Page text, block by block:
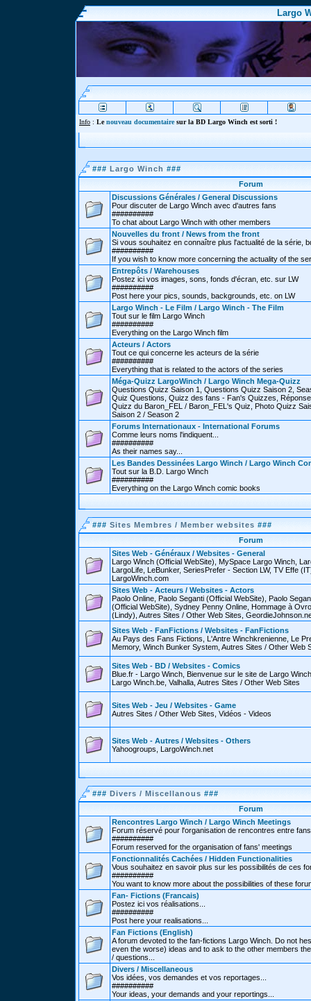
Largo
Info : Lenouveau documentairesur la BD Largo Winch est sorti !
### Largo Winch ###
Forum
Discussions Générales / General Discussions
Pour discuter de Largo Winch avec d'autres fans
##########
To chat about Largo Winch with other members
Nouvelles du front / News from the front
Si vous souhaitez en connaître plus l'actualité de la série,
##########
If you wish to know more concerning the actuality of the
Entrepôts / Warehouses
Postez ici vos images, sons, fonds d'écran, etc. sur LW
##########
Post here your pics, sounds, backgrounds, etc. on LW
Largo Winch - Le Film / Largo Winch - The Film
Tout sur le film Largo Winch
##########
Everything on the Largo Winch film
Acteurs / Actors
Tout ce qui concerne les acteurs de la série
##########
Everything that is related to the actors of the series
Méga-Quizz LargoWinch / Largo Winch Mega-Quizz
Questions Quizz Saison 1, Questions Quizz Saison 2,
Quiz Questions, Quizz des fans - Fan's Quizzes,
Quizz du Baron_FEL / Baron_FEL's Quiz, Photo Quizz
Saison 2 / Season 2
Forums Internationaux - International Forums
Comme leurs noms l'indiquent...
##########
As their names say...
Les Bandes Dessinées Largo Winch / Largo Winch
Tout sur la B.D. Largo Winch
##########
Everything on the Largo Winch comic books
### Sites Membres / Member websites ###
Forum
Sites Web - Généraux / Websites - General
Largo Winch (Official WebSite), MySpace Largo Winch,
LargoLife, LeBunker, SeriesPrefer - Section LW, TV Effe
LargoWinch.com
Sites Web - Acteurs / Websites - Actors
Paolo Online, Paolo Seganti (Official WebSite), Paolo
(Official WebSite), Sydney Penny Online, Hommage à
(Lindy), Autres Sites / Other Web Sites,
Sites Web - FanFictions / Websites - FanFictions
Au Pays des Fans Fictions, L'Antre Winchkrenienne, Le
Memory, Winch Bunker System, Autres Sites / Other Web
Sites Web - BD / Websites - Comics
Blue.fr - Largo Winch, Bienvenue sur le site de Largo
Largo Winch.be, Valhalla, Autres Sites / Other Web Sites
Sites Web - Jeu / Websites - Game
Autres Sites / Other Web Sites, Vidéos - Videos
Sites Web - Autres / Websites - Others
Yahoogroups, LargoWinch.net
### Divers / Miscellanous ###
Forum
Rencontres Largo Winch / Largo Winch Meetings
Forum réservé pour l'organisation de rencontres entre fans
##########
Forum reserved for the organisation of fans' meetings
Fonctionnalités Cachées / Hidden Functionalities
Vous souhaitez en savoir plus sur les possibilités de ces
##########
You want to know more about the possibilities of these
Fan- Fictions (Francais)
Postez ici vos réalisations...
##########
Post here your realisations...
Fan Fictions (English)
A forum devoted to the fan-fictions Largo Winch. Do not
even the worse) ideas and to ask to the other members
/ questions...
Divers / Miscellaneous
Vos idées, vos demandes et vos reportages...
##########
Your ideas, your demands and your reportings...